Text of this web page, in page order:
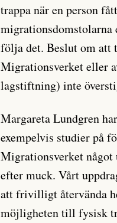
trappa när en person
följa det. Beslut om att
Migrationsverket eller
lagstiftning) inte
Margareta Lundgren
exempelvis studier på
Migrationsverket något
efter muck. Vårt
att frivilligt återvända
möjligheten till fysisk